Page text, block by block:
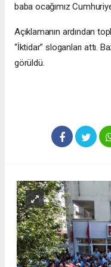
baba ocağımız
Açıklamanın ardından
“İktidar” sloganları attı.
görüldü.